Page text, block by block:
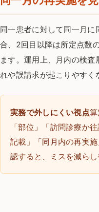
同一患者に対して同一月
合、2回目以降は所定点数
ます。運用上、月内の検
れや誤請求が起こりやすく
実務で外しにくい視点算
「部位」「訪問診療か
記載」「同月内の再実
認すると、ミスを減らし